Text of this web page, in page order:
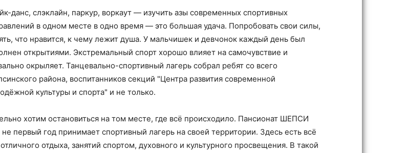
данс, слэклайн, паркур, воркаут — изучить азы современных спортивных
в одном месте в одно время — это большая удача. Попробовать свои силы,
что нравится, к чему лежит душа. У мальчишек и девчонок каждый день был
открытиями. Экстремальный спорт хорошо влияет на самочувствие и
окрыляет. Танцевально-спортивный лагерь собрал ребят со всего
района, воспитанников секций "Центра развития современной
культуры и спорта" и не только.
хотим остановиться на том месте, где всё происходило. Пансионат ШЕПСИ
первый год принимает спортивный лагерь на своей территории. Здесь есть всё
отдыха, занятий спортом, духовного и культурного просвещения. В такой